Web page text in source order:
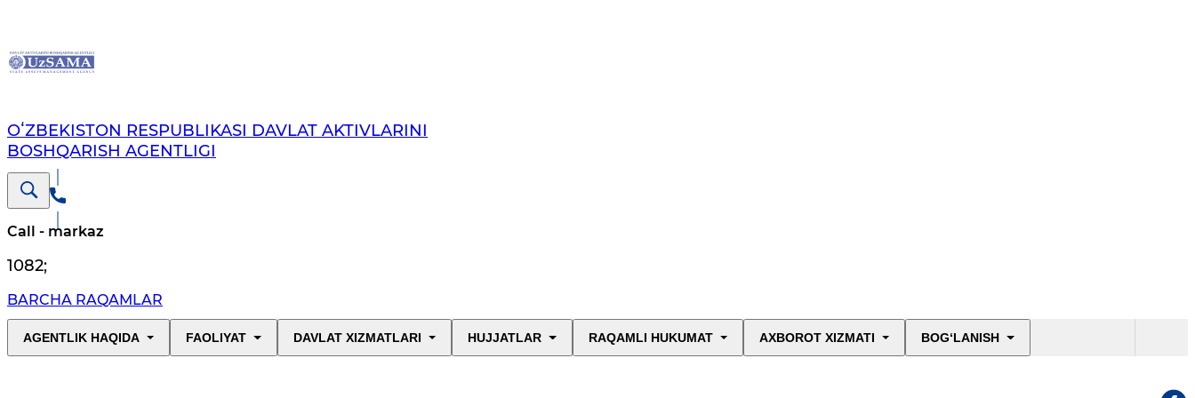
OʻZBEKISTON RESPUBLIKASI DAVLAT AKTIVLARINI
BOSHQARISH AGENTLIGI
Call - markaz
1082;
BARCHA RAQAMLAR
AGENTLIK HAQIDA FAOLIYAT DAVLAT XIZMATLARI HUJJATLAR RAQAMLI HUKUMAT AXBOROT XIZMATI BOG‘LANISH